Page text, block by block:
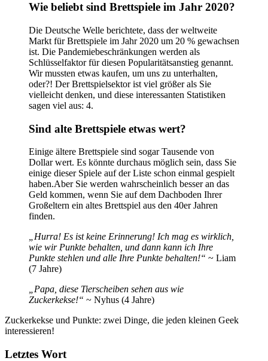
Wie beliebt sind Brettspiele im Jahr 2020?
Die Deutsche Welle berichtete, dass der weltweite
Markt für Brettspiele im Jahr 2020 um 20 % gewachsen
ist. Die Pandemiebeschränkungen werden als
Schlüsselfaktor für diesen Popularitätsanstieg genannt.
Wir mussten etwas kaufen, um uns zu unterhalten,
oder?! Der Brettspielsektor ist viel größer als Sie
vielleicht denken, und diese interessanten Statistiken
sagen viel aus: 4.
Sind alte Brettspiele etwas wert?
Einige ältere Brettspiele sind sogar Tausende von
Dollar wert. Es könnte durchaus möglich sein, dass Sie
einige dieser Spiele auf der Liste schon einmal gespielt
haben.Aber Sie werden wahrscheinlich besser an das
Geld kommen, wenn Sie auf dem Dachboden Ihrer
Großeltern ein altes Brettspiel aus den 40er Jahren
finden.
„Hurra! Es ist keine Erinnerung! Ich mag es wirklich,
wie wir Punkte behalten, und dann kann ich Ihre
Punkte stehlen und alle Ihre Punkte behalten!“ ~ Liam
(7 Jahre)
„Papa, diese Tierscheiben sehen aus wie
Zuckerkekse!“ ~ Nyhus (4 Jahre)
Zuckerkekse und Punkte: zwei Dinge, die jeden kleinen Geek
interessieren!
Letztes Wort